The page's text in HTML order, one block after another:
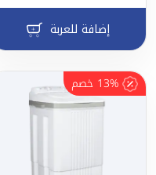
إضافة للعربة
13% خصم